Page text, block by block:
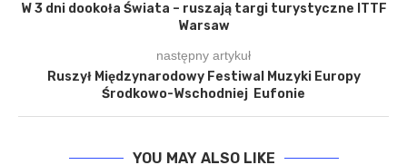
W 3 dni dookoła Świata – ruszają targi turystyczne ITTF
Warsaw
następny artykuł
Ruszył Międzynarodowy Festiwal Muzyki Europy
Środkowo-Wschodniej Eufonie
YOU MAY ALSO LIKE